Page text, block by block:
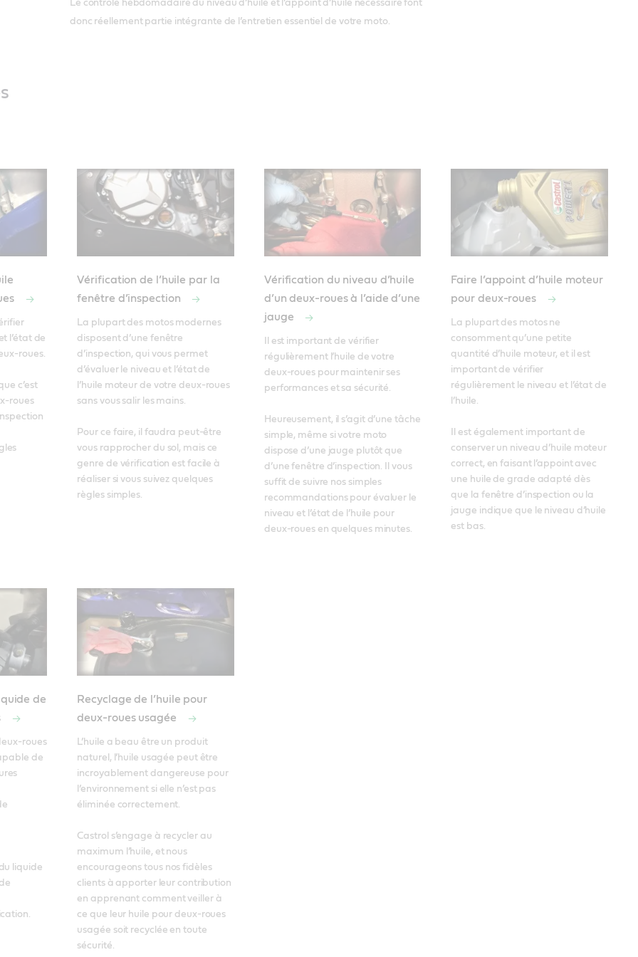
Le contrôle hebdomadaire du niveau d’huile et l’appoint d’huile nécessaire font
donc réellement partie intégrante de l’entretien essentiel de votre moto.
l’état de
roues.
c’est
roues
Vérification de l’huile par la
fenêtre d’inspection
La plupart des motos modernes
disposent d’une fenêtre
d’inspection, qui vous permet
d’évaluer le niveau et l’état de
l’huile moteur de votre deux-roues
sans vous salir les mains.
Pour ce faire, il faudra peut-être
vous rapprocher du sol, mais ce
genre de vérification est facile à
réaliser si vous suivez quelques
règles simples.
Vérification du niveau d’huile
d’un deux-roues à l’aide d’une
jauge
Il est important de vérifier
régulièrement l’huile de votre
deux-roues pour maintenir ses
performances et sa sécurité.
Heureusement, il s’agit d’une tâche
simple, même si votre moto
dispose d’une jauge plutôt que
d’une fenêtre d’inspection. Il vous
suffit de suivre nos simples
recommandations pour évaluer le
niveau et l’état de l’huile pour
deux-roues en quelques minutes.
Faire l’appoint d’huile moteur
pour deux-roues
La plupart des motos ne
consomment qu’une petite
quantité d’huile moteur, et il est
important de vérifier
régulièrement le niveau et l’état de
l’huile.
Il est également important de
conserver un niveau d’huile moteur
correct, en faisant l’appoint avec
une huile de grade adapté dès
que la fenêtre d’inspection ou la
jauge indique que le niveau d’huile
est bas.
de
roues
de
liquide
Recyclage de l’huile pour
deux-roues usagée
L’huile a beau être un produit
naturel, l’huile usagée peut être
incroyablement dangereuse pour
l’environnement si elle n’est pas
éliminée correctement.
Castrol s’engage à recycler au
maximum l’huile, et nous
encourageons tous nos fidèles
clients à apporter leur contribution
en apprenant comment veiller à
ce que leur huile pour deux-roues
usagée soit recyclée en toute
sécurité.